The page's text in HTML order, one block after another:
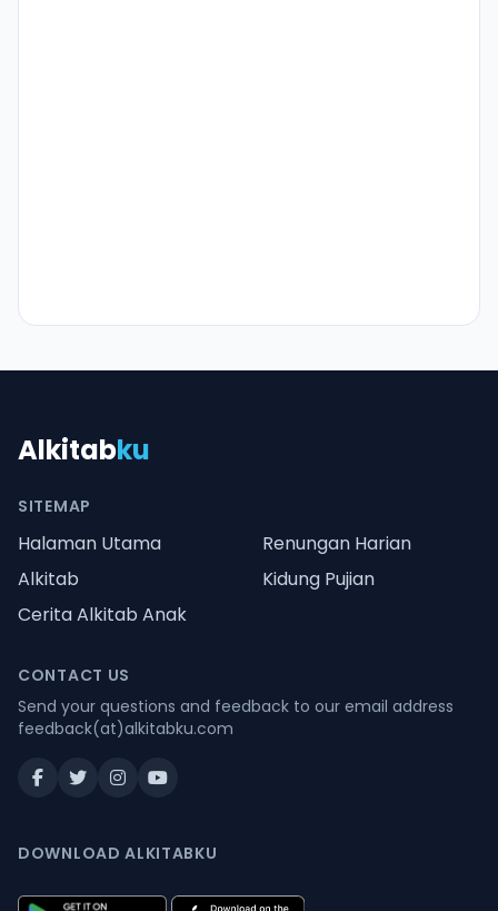
Alkitabku
SITEMAP
Halaman Utama
Renungan Harian
Alkitab
Kidung Pujian
Cerita Alkitab Anak
CONTACT US
Send your questions and feedback to our email address
feedback(at)alkitabku.com
DOWNLOAD ALKITABKU